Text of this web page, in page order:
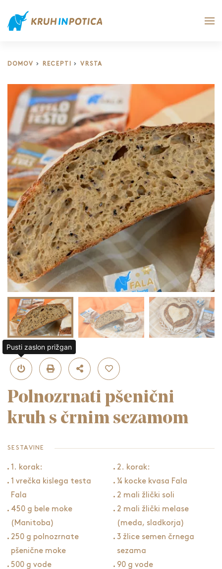
DOMOV RECEPTI VRSTA
Polnozrnati pšenični
kruh s črnim sezamom
SESTAVINE
1. korak:
1 vrečka kislega testa
Fala
450 g bele moke
(Manitoba)
250 g polnozrnate
pšenične moke
500 g vode
2. korak:
¼ kocke kvasa Fala
2 mali žlički soli
2 mali žlički melase
(meda, sladkorja)
3 žlice semen črnega
sezama
90 g vode
Pusti zaslon prižgan